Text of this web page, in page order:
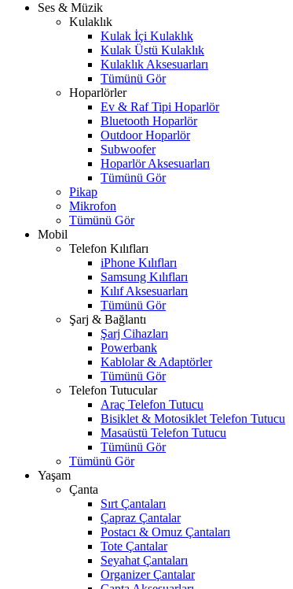
Ses & Müzik
Kulaklık
Kulak İçi Kulaklık
Kulak Üstü Kulaklık
Kulaklık Aksesuarları
Tümünü Gör
Hoparlörler
Ev & Raf Tipi Hoparlör
Bluetooth Hoparlör
Outdoor Hoparlör
Subwoofer
Hoparlör Aksesuarları
Tümünü Gör
Pikap
Mikrofon
Tümünü Gör
Mobil
Telefon Kılıfları
iPhone Kılıfları
Samsung Kılıfları
Kılıf Aksesuarları
Tümünü Gör
Şarj & Bağlantı
Şarj Cihazları
Powerbank
Kablolar & Adaptörler
Tümünü Gör
Telefon Tutucular
Araç Telefon Tutucu
Bisiklet & Motosiklet Telefon Tutucu
Masaüstü Telefon Tutucu
Tümünü Gör
Tümünü Gör
Yaşam
Çanta
Sırt Çantaları
Çapraz Çantalar
Postacı & Omuz Çantaları
Tote Çantalar
Seyahat Çantaları
Organizer Çantalar